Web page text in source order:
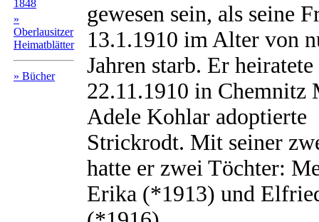
1848
»
Oberlausitzer
Heimatblätter
» Bücher
gewesen sein, als seine
13.1.1910 im Alter von
Jahren starb. Er heiratete
22.11.1910 in Chemnitz
Adele Kohlar adoptierte
Strickrodt. Mit seiner
hatte er zwei Töchter:
Erika (*1913) und